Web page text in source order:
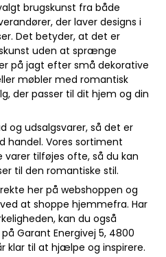
brugskunst fra både
der laver designs i
Det betyder, at det er
uden at sprænge
på jagt efter små dekorative
møbler med romantisk
der passer til dit hjem og din
og udsalgsvarer, så det er
handel. Vores sortiment
varer tilføjes ofte, så du kan
til den romantiske stil.
her på webshoppen og
at shoppe hjemmefra. Har
kan du også
Garant Energivej 5, 4800
klar til at hjælpe og inspirere.